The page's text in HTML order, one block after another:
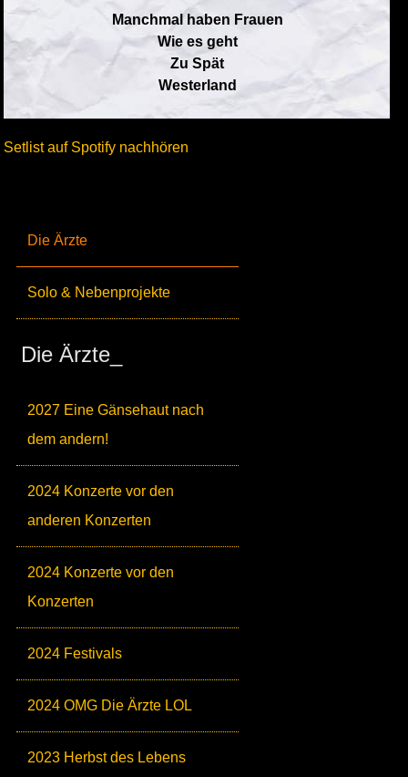
Die Ärzte
Solo & Nebenprojekte
Die Ärzte_
2027 Eine Gänsehaut nach
dem andern!
2024 Konzerte vor den
anderen Konzerten
2024 Konzerte vor den
Konzerten
2024 Festivals
2024 OMG Die Ärzte LOL
2023 Herbst des Lebens
Manchmal haben Frauen
Wie es geht
Zu Spät
Westerland
Setlist auf Spotify nachhören